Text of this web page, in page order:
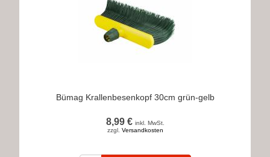
Bümag Krallenbesenkopf 30cm grün-gelb
8,99 € inkl. MwSt.
zzgl. Versandkosten